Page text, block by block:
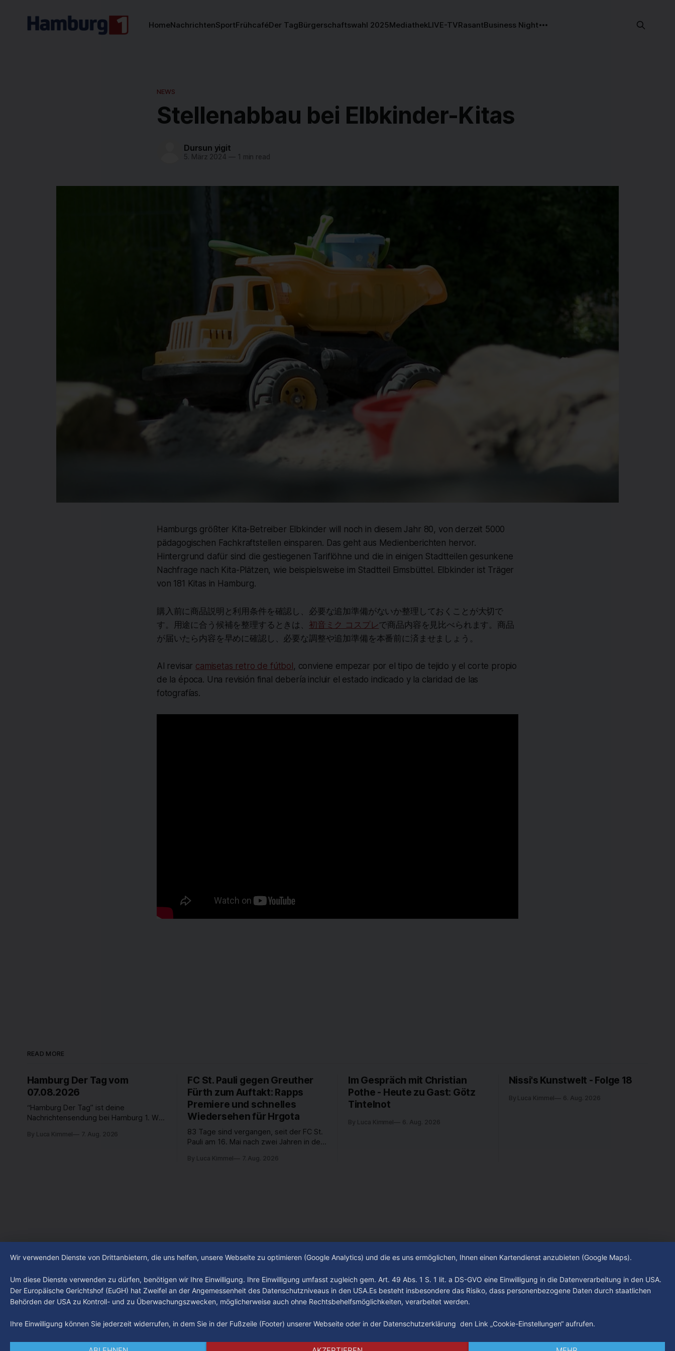
HomeNachrichtenSportFrühcaféDer TagBürgerschaftswahl 2025MediathekLIVE-TVRasantBusiness Night
NEWS
Stellenabbau bei Elbkinder-Kitas
Dursun yigit
5. März 2024 —1 min read
Hamburgs größter Kita-Betreiber Elbkinder will noch in diesem Jahr 80, von derzeit 5000
pädagogischen Fachkraftstellen einsparen. Das geht aus Medienberichten hervor.
Hintergrund dafür sind die gestiegenen Tariflöhne und die in einigen Stadtteilen gesunkene
Nachfrage nach Kita-Plätzen, wie beispielsweise im Stadtteil Eimsbüttel. Elbkinder ist Träger
von 181 Kitas in Hamburg.
購入前に商品説明と利用条件を確認し、必要な追加準備がないか整理しておくことが大切で
す。用途に合う候補を整理するときは、 初音ミク コスプレで商品内容を見比べられます。商品
が届いたら内容を早めに確認し、必要な調整や追加準備を本番前に済ませましょう。
Al revisar camisetas retro de fútbol , conviene empezar por el tipo de tejido y el corte propio
de la época. Una revisión final debería incluir el estado indicado y la claridad de las
fotografías.
READ MORE
Hamburg Der Tag vom
07.08.2026
“Hamburg Der Tag” ist deine
Nachrichtensendung bei Hamburg 1. Was
beschäftigt die Hamburgerinnen und
By Luca Kimmel 7. Aug. 2026
FC St. Pauli gegen Greuther
Fürth zum Auftakt: Rapps
Premiere und schnelles
Wiedersehen für Hrgota
83 Tage sind vergangen, seit der FC St.
Pauli am 16. Mai nach zwei Jahren in der
abgestiegen ist. In dieser Zeit erlebte
By Luca Kimmel 7. Aug. 2026
Im Gespräch mit Christian
Pothe - Heute zu Gast: Götz
Tintelnot
By Luca Kimmel 6. Aug. 2026
Nissi's Kunstwelt - Folge 18
By Luca Kimmel 6. Aug. 2026
ImpressumDatenschutzAGB
Wir verwenden Dienste von Drittanbietern, die uns helfen, unsere Webseite zu optimieren (Google Analytics) und die es uns ermöglichen, Ihnen einen Kartendienst anzubieten (Google Maps).
Um diese Dienste verwenden zu dürfen, benötigen wir Ihre Einwilligung. Ihre Einwilligung umfasst zugleich gem. Art. 49 Abs. 1 S. 1 lit. a DS-GVO eine Einwilligung in die Datenverarbeitung in den USA.
Der Europäische Gerichtshof (EuGH) hat Zweifel an der Angemessenheit des Datenschutzniveaus in den USA.Es besteht insbesondere das Risiko, dass personenbezogene Daten durch staatlichen
Behörden der USA zu Kontroll- und zu Überwachungszwecken, möglicherweise auch ohne Rechtsbehelfsmöglichkeiten, verarbeitet werden.
Ihre Einwilligung können Sie jederzeit widerrufen, in dem Sie in der Fußzeile (Footer) unserer Webseite oder in der Datenschutzerklärung den Link „Cookie-Einstellungen“ aufrufen.